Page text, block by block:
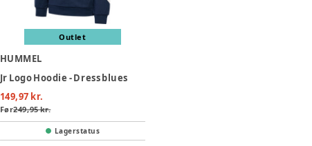
Outlet
HUMMEL
Jr Logo Hoodie - Dress blues
149,97 kr.
Før249,95 kr.
Lagerstatus